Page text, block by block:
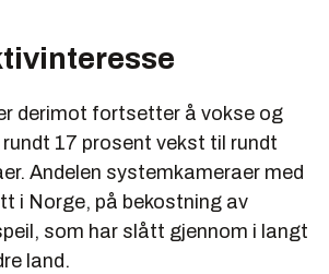
derimot fortsetter å vokse og
17 prosent vekst til rundt
Andelen systemkameraer med
i Norge, på bekostning av
som har slått gjennom i langt
land.